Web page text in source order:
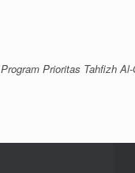
Program Prioritas Tahfizh Al-